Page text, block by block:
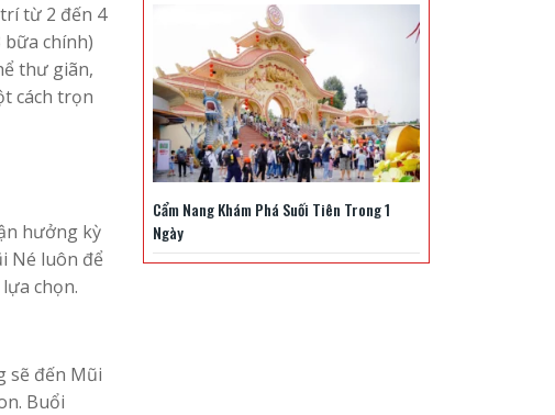
từ 2 đến 4
chính)
thư giãn,
cách trọn
hưởng kỳ
Né luôn để
chọn.
sẽ đến Mũi
Buổi
Cẩm Nang Khám Phá Suối Tiên Trong 1
Ngày